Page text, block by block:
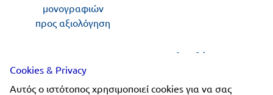
μονογραφιών
προς αξιολόγηση
Ακολουθήστε μας
Cookies & Privacy
Αυτός ο ιστότοπος χρησιμοποιεί cookies για να σας